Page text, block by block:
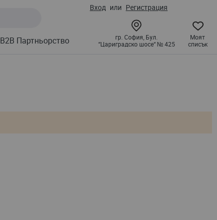
B2B Партньорство
Вход Регистрация
Моят
списък
гр. София, Бул.
“Цариградско шосе“ № 425